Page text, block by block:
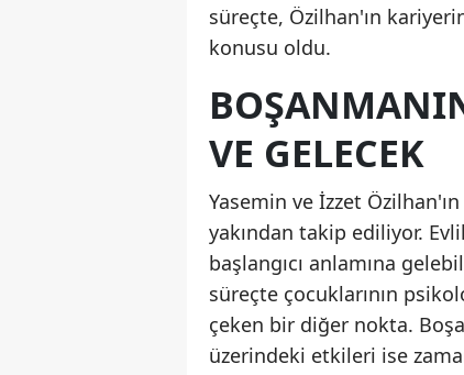
süreçte, Özilhan'ın
konusu oldu.
VE GELECEK
Yasemin ve İzzet
yakından takip ediliyor.
başlangıcı anlamına
süreçte çocuklarının
çeken bir diğer nokta.
üzerindeki etkileri ise